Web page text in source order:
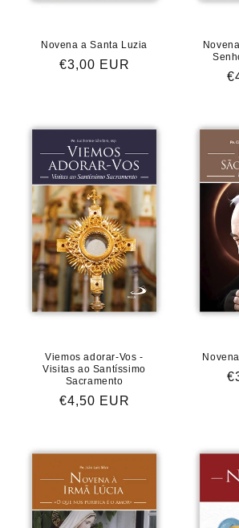
Novena a Santa Luzia
Preço
€3,00 EUR
Viemos adorar-Vos -
Visitas ao Santíssimo
Sacramento
Preço
€4,50 EUR